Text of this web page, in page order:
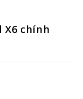
X6 chính